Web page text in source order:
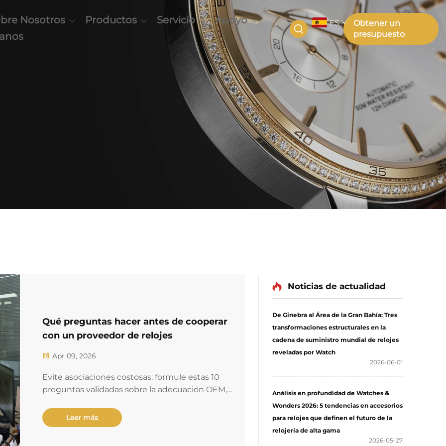
Nosotros Productos Servicio
Apoyo
ES
Obtener un
presupuesto
Qué preguntas hacer antes de cooperar
con un proveedor de relojes
Apr 09, 2026
Evite asociaciones costosas: formule estas 10
preguntas validadas sobre la adecuación OEM,
1,2 %), protección de la propiedad intelectual y
cláusulas contractuales. Obtenga ahora pasos
Leer más
Noticias de actualidad
De Ginebra al Área de la Gran Bahía: Tres
transformaciones estructurales en la
cadena de suministro mundial de relojes
reveladas por Watch
2026-06-01
Análisis en profundidad de Watches &
Wonders 2026: 5 tendencias en accesorios
para relojes que definen el futuro de la
relojería de alta gama
2026-05-27